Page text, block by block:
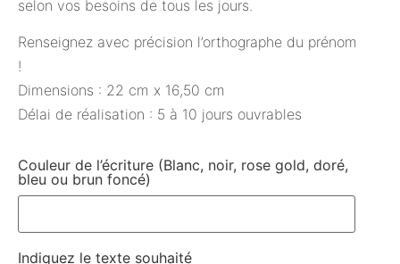
selon vos besoins de tous les jours.
Renseignez avec précision l’orthographe du prénom
!
Dimensions : 22 cm x 16,50 cm
Délai de réalisation : 5 à 10 jours ouvrables
Couleur de l’écriture (Blanc, noir, rose gold, doré,
bleu ou brun foncé)
Indiquez le texte souhaité